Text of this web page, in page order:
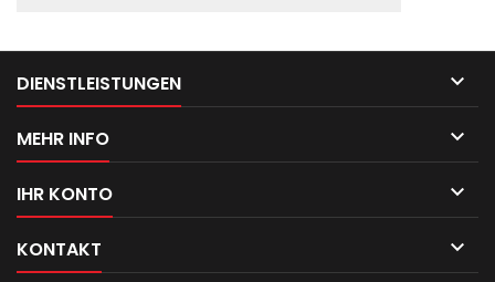
DIENSTLEISTUNGEN 
MEHR INFO 
IHR KONTO 
KONTAKT 